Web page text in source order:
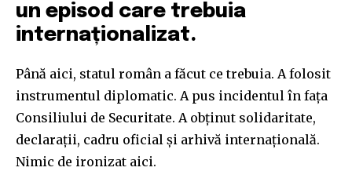
un episod care trebuia
internaționalizat.
Până aici, statul român a făcut ce trebuia. A folosit
instrumentul diplomatic. A pus incidentul în fața
Consiliului de Securitate. A obținut solidaritate,
declarații, cadru oficial și arhivă internațională.
Nimic de ironizat aici.